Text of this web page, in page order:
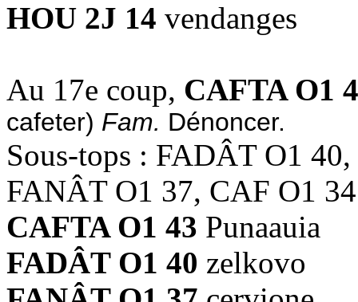
HOU 2J 14 vendanges
Au 17e coup, CAFTA O1
cafeter) Fam. Dénoncer.
Sous-tops : FADÂT O1
FANÂT O1 37, CAF O1 34
CAFTA O1 43 Punaauia
FADÂT O1 40 zelkovo